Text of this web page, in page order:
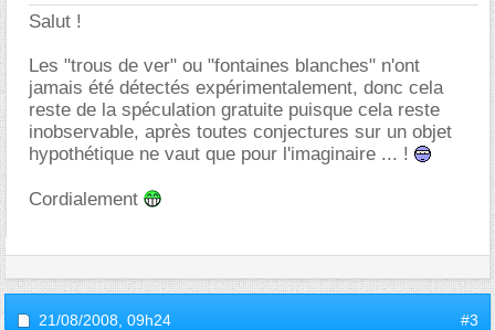
Salut !
Les "trous de ver" ou "fontaines blanches" n'ont
jamais été détectés expérimentalement, donc cela
reste de la spéculation gratuite puisque cela reste
inobservable, après toutes conjectures sur un objet
hypothétique ne vaut que pour l'imaginaire ... !
Cordialement
21/08/2008, 09h24 #3